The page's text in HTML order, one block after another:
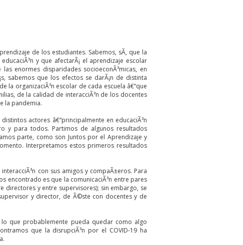
de los estudiantes. Sabemos, sÃ­, que la
y que afectarÃ¡ el aprendizaje escolar
enormes disparidades socioeconÃ³micas, en
sabemos que los efectos se darÃ¡n de distinta
la organizaciÃ³n escolar de cada escuela â€“que
de la calidad de interacciÃ³n de los docentes
la pandemia.
actores â€“principalmente en educaciÃ³n
y para todos. Partimos de algunos resultados
parte, como son Juntos por el Aprendizaje y
Interpretamos estos primeros resultados
con sus amigos y compaÃ±eros. Para
encontrado es que la comunicaciÃ³n entre pares
directores y entre supervisores); sin embargo, se
y director, de Ã©ste con docentes y de
que probablemente pueda quedar como algo
que la disrupciÃ³n por el COVID-19 ha